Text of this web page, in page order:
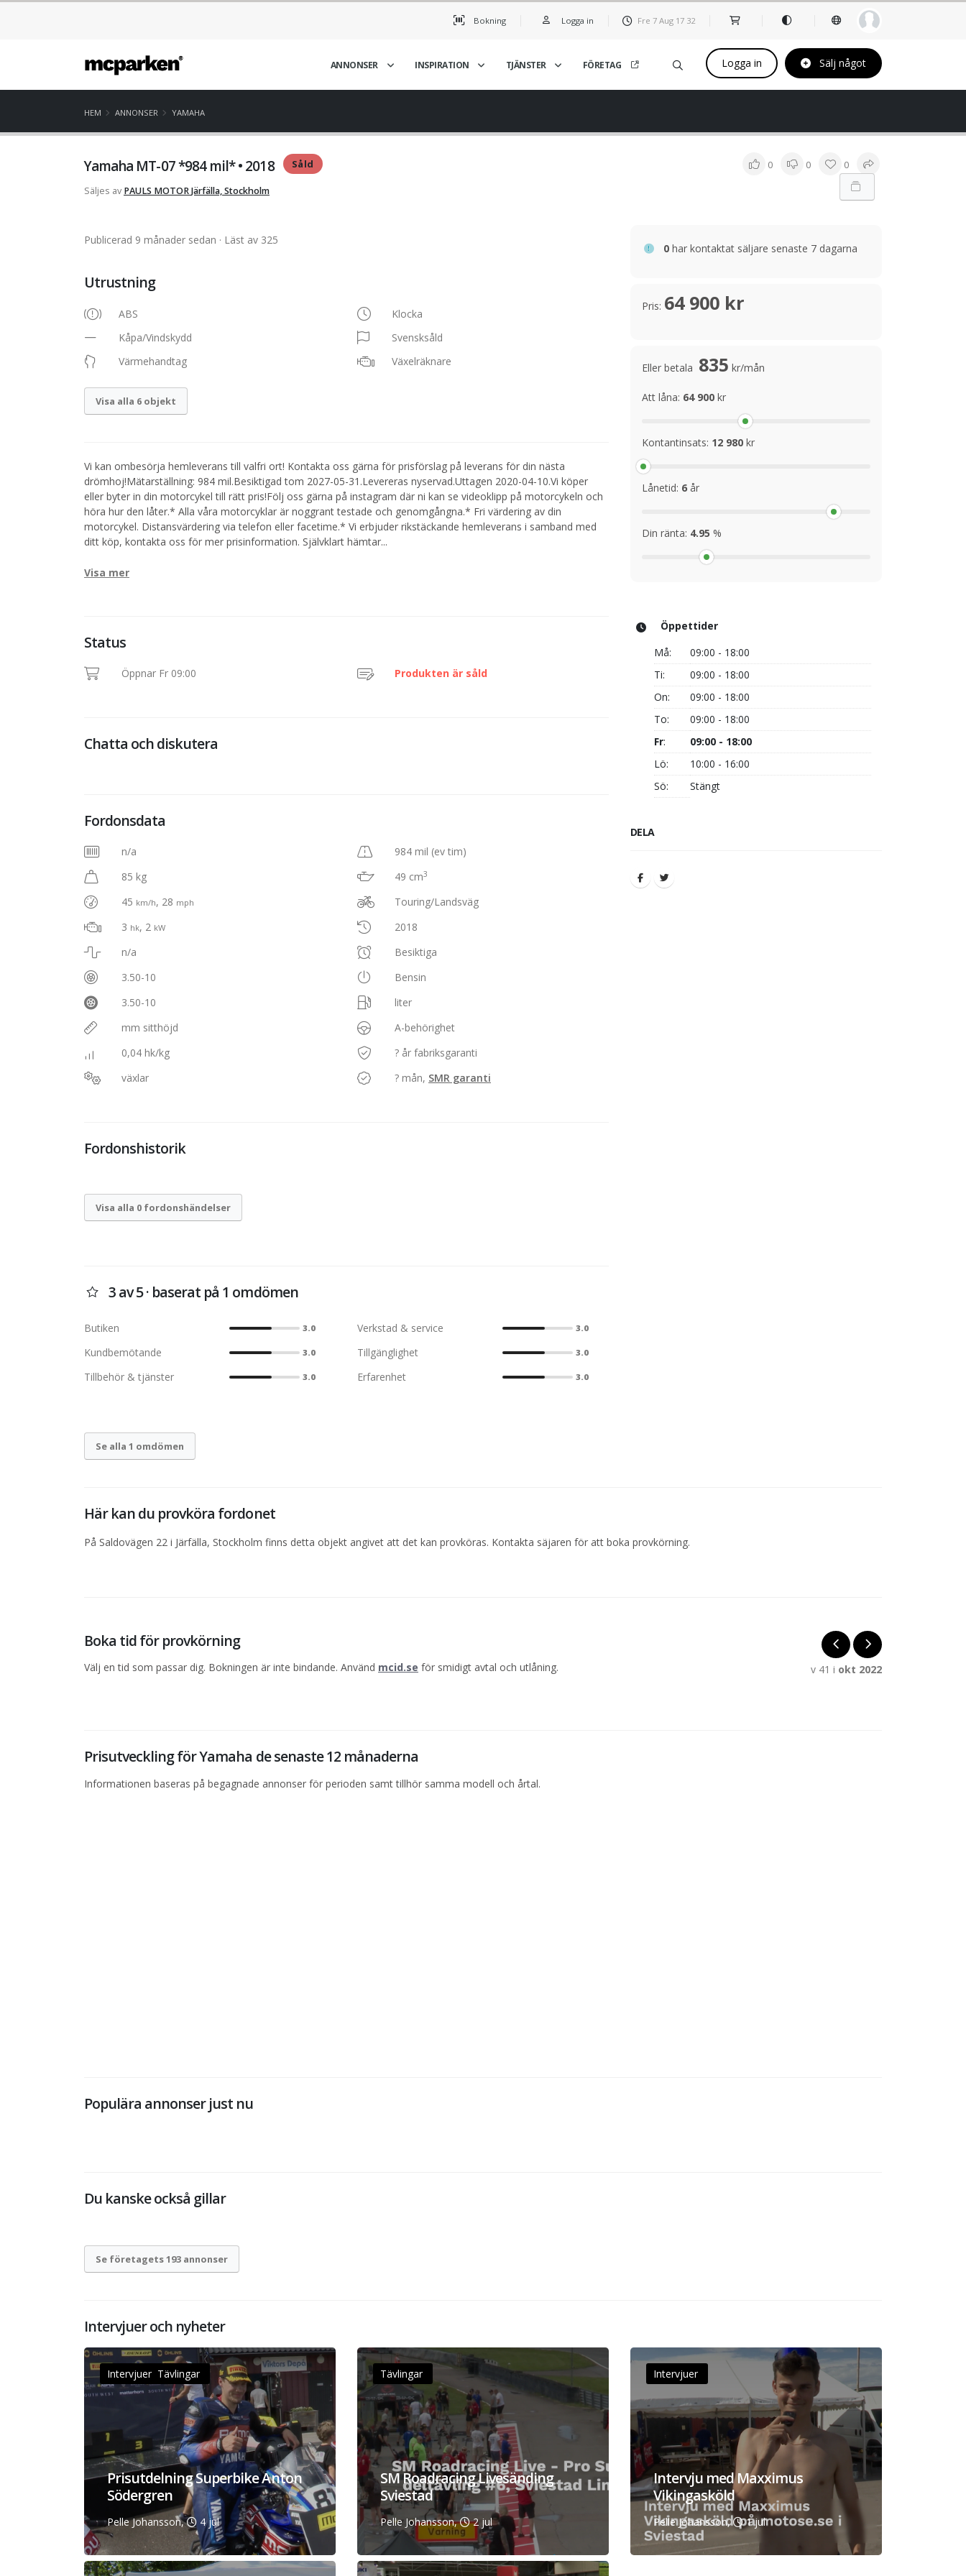
Bokning Logga in Fre 7 Aug 17 32
ANNONSER INSPIRATION TJÄNSTER FÖRETAG Logga in Sälj något
HEM ANNONSER YAMAHA
Yamaha MT-07 *984 mil* • 2018 Såld 0 0 0
Säljes av PAULS MOTORJärfälla, Stockholm
Publicerad 9 månader sedan · Läst av 325
Utrustning
ABS
Klocka
Kåpa/Vindskydd
Svensksåld
Värmehandtag
Växelräknare
Visa alla 6 objekt
Vi kan ombesörja hemleverans till valfri ort! Kontakta oss gärna för prisförslag på leverans för din nästa
drömhoj!Mätarställning: 984 mil.Besiktigad tom 2027-05-31.Levereras nyservad.Uttagen 2020-04-10.Vi köper
eller byter in din motorcykel till rätt pris!Följ oss gärna på instagram där ni kan se videoklipp på motorcykeln och
höra hur den låter.* Alla våra motorcyklar är noggrant testade och genomgångna.* Fri värdering av din
motorcykel. Distansvärdering via telefon eller facetime.* Vi erbjuder rikstäckande hemleverans i samband med
ditt köp, kontakta oss för mer prisinformation. Självklart hämtar...
Visa mer
Status
Öppnar Fr 09:00 Produkten är såld
Chatta och diskutera
Fordonsdata
n/a
85 kg
45 km/h, 28 mph
3 hk, 2 kW
n/a
3.50-10
3.50-10
mm sitthöjd
0,04 hk/kg
växlar
984 mil (ev tim)
49 cm3
Touring/Landsväg
2018
Besiktiga
Bensin
liter
A-behörighet
? år fabriksgaranti
? mån, SMR garanti
Fordonshistorik
Visa alla 0 fordonshändelser
3 av 5 · baserat på 1 omdömen
Butiken 3.0 Verkstad & service 3.0
Kundbemötande 3.0 Tillgänglighet 3.0
Tillbehör & tjänster 3.0 Erfarenhet 3.0
Se alla 1 omdömen
0 har kontaktat säljare senaste 7 dagarna
Pris: 64 900 kr
Eller betala 835 kr/mån
Att låna: 64 900 kr
Kontantinsats: 12 980 kr
Lånetid: 6 år
Din ränta: 4.95 %
Öppettider
Må:
09:00 - 18:00
Ti:
09:00 - 18:00
On:
09:00 - 18:00
To:
09:00 - 18:00
Fr:
09:00 - 18:00
Lö:
10:00 - 16:00
Sö:
Stängt
DELA
Här kan du provköra fordonet
På Saldovägen 22 i Järfälla, Stockholm finns detta objekt angivet att det kan provköras. Kontakta säjaren för att boka provkörning.
Boka tid för provkörning
Välj en tid som passar dig. Bokningen är inte bindande. Använd mcid.se för smidigt avtal och utlåning. v 41 i okt 2022
Prisutveckling för Yamaha de senaste 12 månaderna
Informationen baseras på begagnade annonser för perioden samt tillhör samma modell och årtal.
Populära annonser just nu
Du kanske också gillar
Se företagets 193 annonser
Intervjuer och nyheter
Intervjuer Tävlingar
Prisutdelning Superbike Anton
Södergren
Pelle Johansson, 4 jul
Tävlingar
SM Roadracing Livesänding
Sviestad
Pelle Johansson, 2 jul
Intervjuer
Intervju med Maxximus
Vikingasköld
Pelle Johansson, 1 jul